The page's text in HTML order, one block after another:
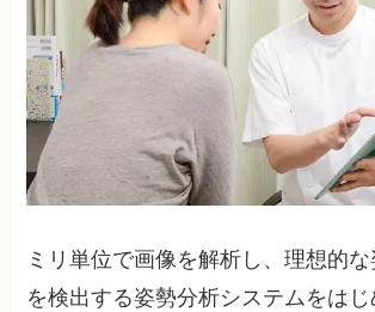
ミリ単位で画像を解析し、理想的
を検出する姿勢分析システムをは